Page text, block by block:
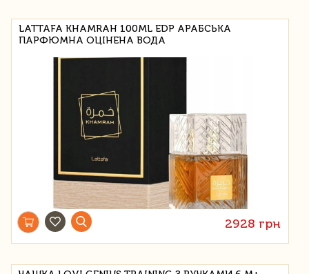
LATTAFA KHAMRAH 100ML EDP АРАБСЬКА
ПАРФЮМНА ОЦІНЕНА ВОДА
2928 грн